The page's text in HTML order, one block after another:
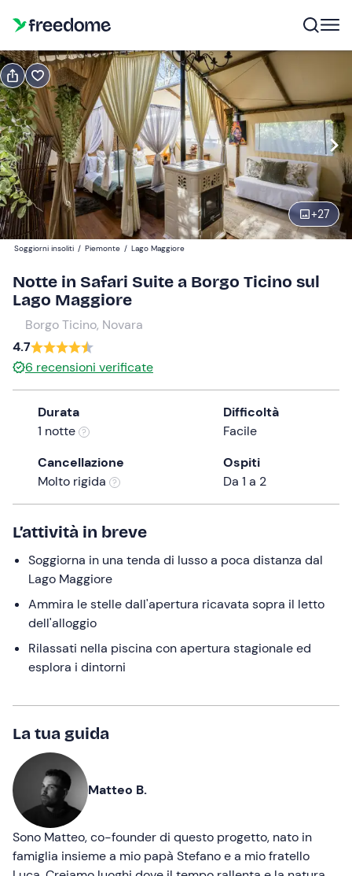
+27
Prenota Regala
Navigate
forward
to
interact
with
the
calendar
and
select
date.
Press
the
question
mark
keyboard
shortcuts
for
changing
dates.
Modifica
15:00 Modifica
Ospiti
290 €
1
Soggiorni insoliti / Piemonte / Lago Maggiore
Notte in Safari Suite a Borgo Ticino sul
Lago Maggiore
Borgo Ticino, Novara
4.7
6 recensioni verificate
Durata
1 notte
Difficoltà
Facile
Cancellazione
Molto rigida
Ospiti
Da 1 a 2
L’attività in breve
Soggiorna in una tenda di lusso a poca distanza dal
Lago Maggiore
Ammira le stelle dall'apertura ricavata sopra il letto
dell'alloggio
Rilassati nella piscina con apertura stagionale ed
esplora i dintorni
La tua guida
Matteo B.
Sono Matteo, co-founder di questo progetto, nato in
famiglia insieme a mio papà Stefano e a mio fratello